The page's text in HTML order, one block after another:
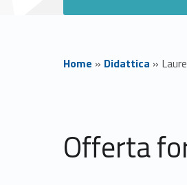
Home » Didattica »
a
Offerta